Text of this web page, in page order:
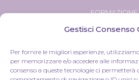
Gestisci Consenso
Per fornire le migliori esperienze,
per memorizzare e/o accedere alle
consenso a queste tecnologie ci permetterà
FORMAZIONE